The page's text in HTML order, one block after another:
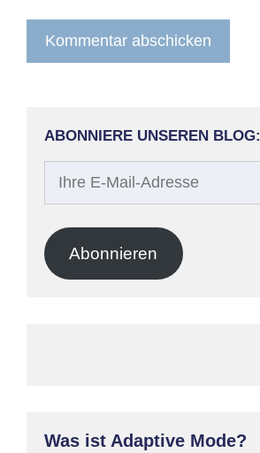
ABONNIERE UNSEREN BLOG:
Adresse
Abonnieren
Was ist Adaptive Mode?